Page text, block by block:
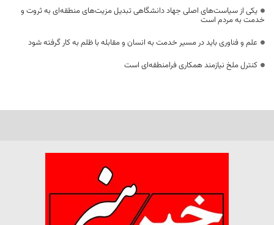
یکی از سیاست‌های اصلی جهاد دانشگاهی تبدیل مزیت‌های منطقه‌ای به ثروت و
خدمت به مردم است
علم و فناوری باید در مسیر خدمت به انسان و مقابله با ظلم به کار گرفته شود
کنترل ملخ نیازمند همکاری فرامنطقه‌ای است